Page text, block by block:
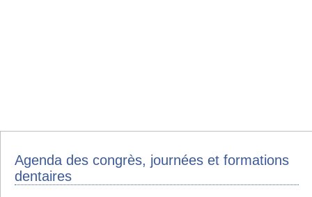
Agenda des congrès, journées et formations
dentaires